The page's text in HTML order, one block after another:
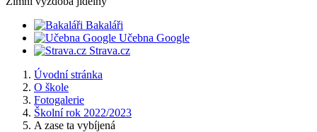
Bakaláři
Učebna Google
Strava.cz
Úvodní stránka
O škole
Fotogalerie
Školní rok 2022/2023
A zase ta vybíjená